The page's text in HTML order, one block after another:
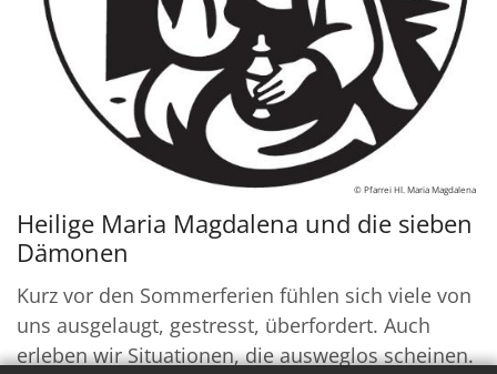
© Pfarrei Hl. Maria Magdalena
Heilige Maria Magdalena und die sieben
Dämonen
Kurz vor den Sommerferien fühlen sich viele von
uns ausgelaugt, gestresst, überfordert. Auch
erleben wir Situationen, die ausweglos scheinen.